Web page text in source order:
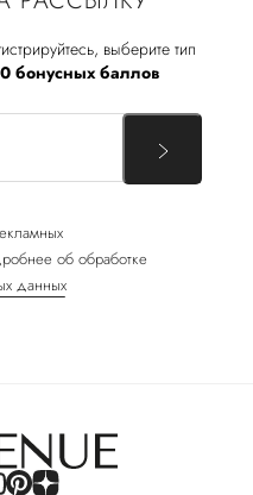
выберите тип
бонусных баллов
об обработке
данных